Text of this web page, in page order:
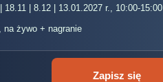
18.11 | 8.12 | 13.01.2027 r., 10:00-15:00
na żywo + nagranie
Zapisz się